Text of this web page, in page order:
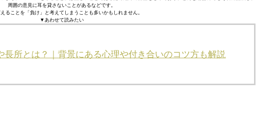
周囲の意見に耳を貸さないことがあるなどです。
ることを「負け」と考えてしまうことも多いかもしれません。
▼あわせて読みたい
長所とは？｜背景にある心理や付き合いのコツ方も解説